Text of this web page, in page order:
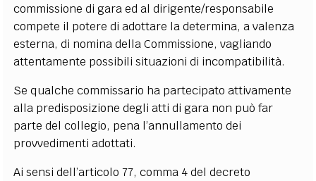
commissione di gara ed al dirigente/responsabile
compete il potere di adottare la determina, a valenza
esterna, di nomina della Commissione, vagliando
attentamente possibili situazioni di incompatibilità.
Se qualche commissario ha partecipato attivamente
alla predisposizione degli atti di gara non può far
parte del collegio, pena l’annullamento dei
provvedimenti adottati.
Ai sensi dell’articolo 77, comma 4 del decreto